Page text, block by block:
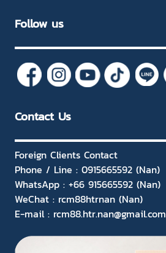
Follow us
Contact Us
Foreign Clients Contact
Phone / Line : 0915665592 (Nan)
WhatsApp : +66 915665592 (Nan)
WeChat : rcm88htrnan (Nan)
E-mail : rcm88.htr.nan@gmail.com